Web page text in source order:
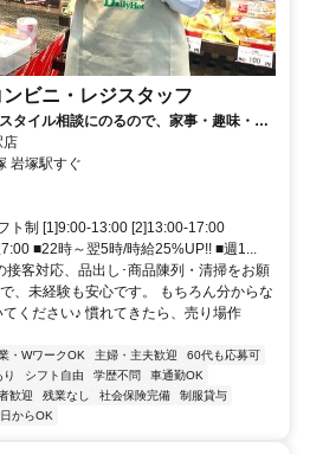
ビニ・レジスタッフ
タイル相談にのるので、家事・趣味・学
ます！
店
交通アクセス 最寄駅：岩塚 岩塚駅すぐ
ト制 [1]9:00-13:00 [2]13:00-17:00
■22時～翌5時/時給25%UP!! ■週1...
接客対応、品出し･商品陳列・清掃をお願
、未経験も安心です。 もちろん分からな
ください♪ 慣れてきたら、売り場作
・WワークOK 主婦・主夫歓迎
60代も応募可
シフト自由 学歴不問
車通勤OK
歓迎 残業なし 社会保険完備
制服貸与
からOK